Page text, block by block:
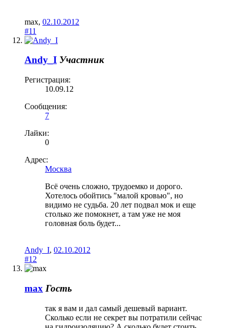
max, 02.10.2012
#11
Andy_I Участник
Регистрация:
10.09.12
Сообщения:
7
Лайки:
0
Адрес:
Москва
Всё очень сложно, трудоемко и дорого.
Хотелось обойтись "малой кровью", но
видимо не судьба. 20 лет подвал мок и еще
столько же помокнет, а там уже не моя
головная боль будет...
Andy_I, 02.10.2012
#12
max Гость
так я вам и дал самый дешевый вариант.
Сколько если не секрет вы потратили сейчас